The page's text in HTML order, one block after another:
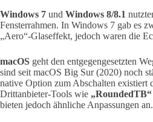
Windows 7 und Windows 8/8.1
Fensterrahmen. In Windows 7 gab es
„Aero“-Glaseffekt, jedoch waren die
macOS geht den entgegengesetzten
sind seit macOS Big Sur (2020) noch
native Option zum Abschalten existiert
Drittanbieter-Tools wie „RoundedTB“
bieten jedoch ähnliche Anpassungen an.